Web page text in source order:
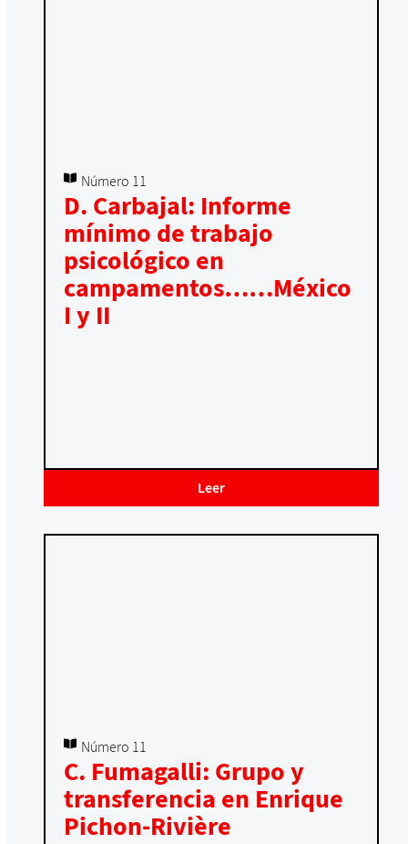
Número 11
D. Carbajal: Informe
mínimo de trabajo
psicológico en
campamentos……México
I y II
Leer
Número 11
C. Fumagalli: Grupo y
transferencia en Enrique
Pichon-Rivière